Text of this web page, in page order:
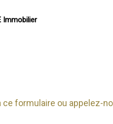
Immobilier
formulaire ou appelez-